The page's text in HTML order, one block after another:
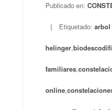
Publicado en:
Etiquetado:
helinger,
familiares,
online,